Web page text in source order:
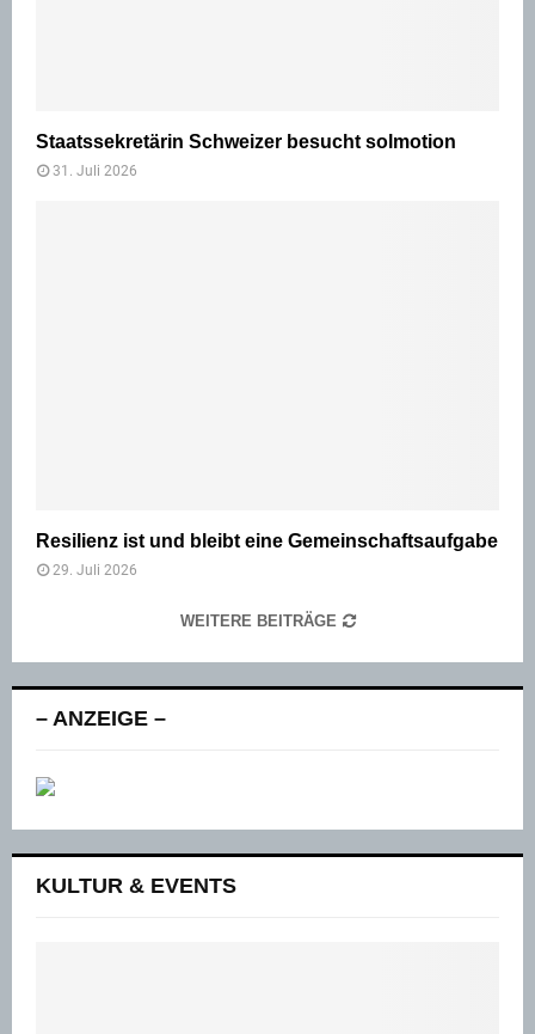
Staatssekretärin Schweizer besucht solmotion
31. Juli 2026
Resilienz ist und bleibt eine Gemeinschaftsaufgabe
29. Juli 2026
WEITERE BEITRÄGE
– ANZEIGE –
KULTUR & EVENTS